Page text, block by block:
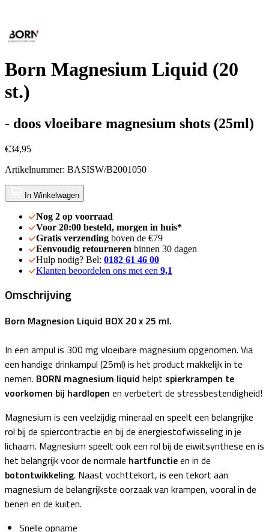
Born Magnesium Liquid (20
st.)
- doos vloeibare magnesium shots (25ml)
€34,95
Artikelnummer: BASISW/B2001050
In Winkelwagen
Nog 2 op voorraad
Voor 20:00 besteld, morgen in huis*
Gratis verzending boven de €79
Eenvoudig retourneren binnen 30 dagen
Hulp nodig? Bel: 0182 61 46 00
Klanten beoordelen ons met een 9,1
Omschrijving
Born Magnesion Liquid BOX 20 x 25 ml.
In een ampul is 300 mg vloeibare magnesium opgenomen. Via
een handige drinkampul (25ml) is het product makkelijk in te
nemen. BORN magnesium liquid helpt spierkrampen te
voorkomen bij hardlopen en verbetert de stressbestendigheid!
Magnesium is een veelzijdig mineraal en speelt een belangrijke
rol bij de spiercontractie en bij de energiestofwisseling in je
lichaam. Magnesium speelt ook een rol bij de eiwitsynthese en is
het belangrijk voor de normale hartfunctieen in de
botontwikkeling. Naast vochttekort, is een tekort aan
magnesium de belangrijkste oorzaak van krampen, vooral in de
benen en de kuiten.
Snelle opname